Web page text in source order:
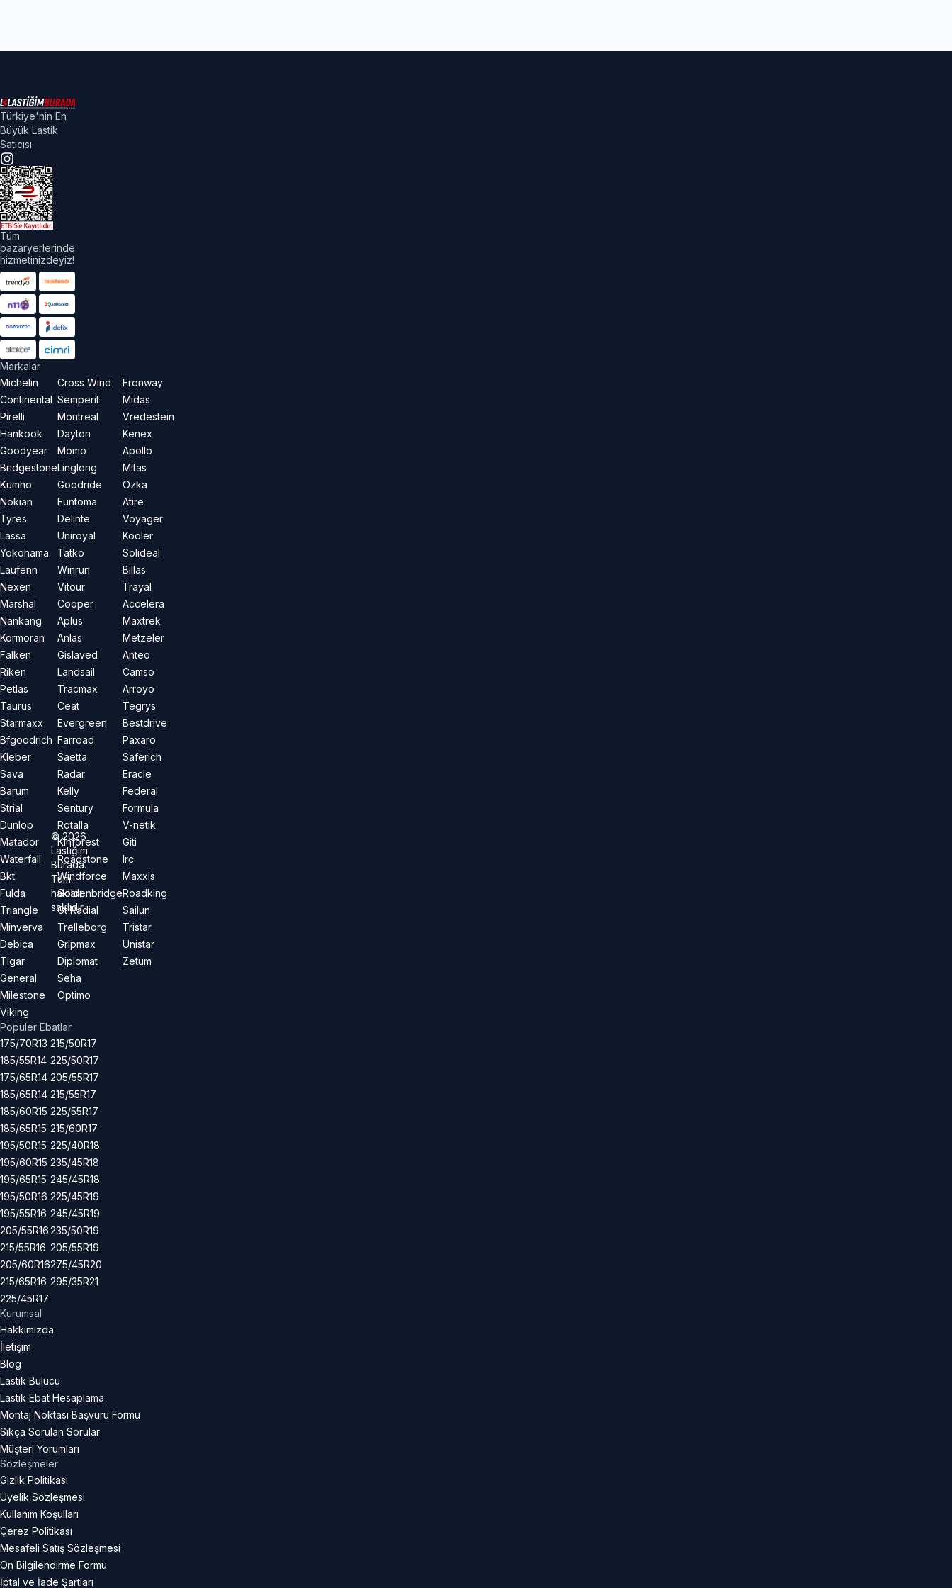
Türkiye'nin En
Büyük Lastik
Satıcısı
Tüm
pazaryerlerinde
hizmetinizdeyiz!
Markalar
Michelin
Continental
Pirelli
Hankook
Goodyear
Bridgestone
Kumho
Nokian
Tyres
Lassa
Yokohama
Laufenn
Nexen
Marshal
Nankang
Kormoran
Falken
Riken
Petlas
Taurus
Starmaxx
Bfgoodrich
Kleber
Sava
Barum
Strial
Dunlop
Matador
Waterfall
Bkt
Fulda
Triangle
Minverva
Debica
Tigar
General
Milestone
Viking
Cross Wind
Semperit
Montreal
Dayton
Momo
Linglong
Goodride
Funtoma
Delinte
Uniroyal
Tatko
Winrun
Vitour
Cooper
Aplus
Anlas
Gislaved
Landsail
Tracmax
Ceat
Evergreen
Farroad
Saetta
Radar
Kelly
Sentury
Rotalla
Kinforest
Roadstone
Windforce
Goldenbridge
Gt Radial
Trelleborg
Gripmax
Diplomat
Seha
Optimo
Fronway
Midas
Vredestein
Kenex
Apollo
Mitas
Özka
Atire
Voyager
Kooler
Solideal
Billas
Trayal
Accelera
Maxtrek
Metzeler
Anteo
Camso
Arroyo
Tegrys
Bestdrive
Paxaro
Saferich
Eracle
Federal
Formula
V-netik
Giti
Irc
Maxxis
Roadking
Sailun
Tristar
Unistar
Zetum
Popüler Ebatlar
175/70R13
185/55R14
175/65R14
185/65R14
185/60R15
185/65R15
195/50R15
195/60R15
195/65R15
195/50R16
195/55R16
205/55R16
215/55R16
205/60R16
215/65R16
225/45R17
215/50R17
225/50R17
205/55R17
215/55R17
225/55R17
215/60R17
225/40R18
235/45R18
245/45R18
225/45R19
245/45R19
235/50R19
205/55R19
275/45R20
295/35R21
Kurumsal
Hakkımızda
İletişim
Blog
Lastik Bulucu
Lastik Ebat Hesaplama
Montaj Noktası Başvuru Formu
Sıkça Sorulan Sorular
Müşteri Yorumları
Sözleşmeler
Gizlik Politikası
Üyelik Sözleşmesi
Kullanım Koşulları
Çerez Politikası
Mesafeli Satış Sözleşmesi
Ön Bilgilendirme Formu
İptal ve İade Şartları
©2026
Lastiğim
Burada.
Tüm
hakları
saklıdır.